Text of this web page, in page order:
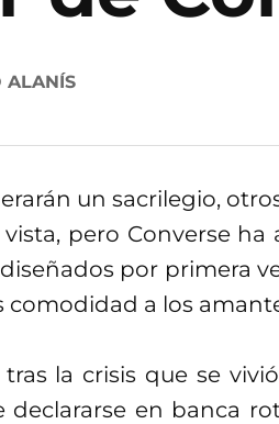
ALANÍS
un sacrilegio,
pero Converse
por primera
comodidad a los
la crisis que se
declararse en banca